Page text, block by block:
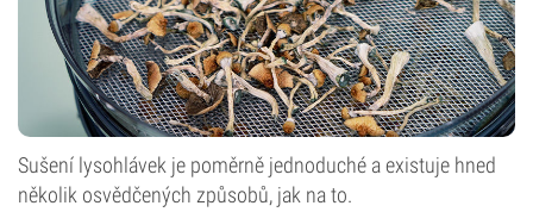
Sušení lysohlávek je poměrně jednoduché a existuje hned
několik osvědčených způsobů, jak na to.